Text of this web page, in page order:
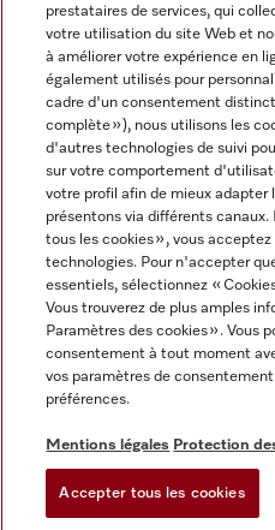
Informations légales
CGV
Conditions d’utilisation
Déclaration d'accessibilité
Digital Services Act
Miele sur Instagram
Miele sur Youtube
prestataires de services, qui
votre utilisation du site Web et
à améliorer votre expérience en
également utilisés pour
cadre d'un consentement
complète »), nous utilisons les
d'autres technologies de suivi
sur votre comportement
votre profil afin de mieux adapter
présentons via différents
tous les cookies », vous
technologies. Pour n'accepter
essentiels, sélectionnez «
Vous trouverez de plus amples
Paramètres des cookies ». Vous
consentement à tout moment
vos paramètres de
préférences.
Mentions légales Protection
Accepter tous les cookies